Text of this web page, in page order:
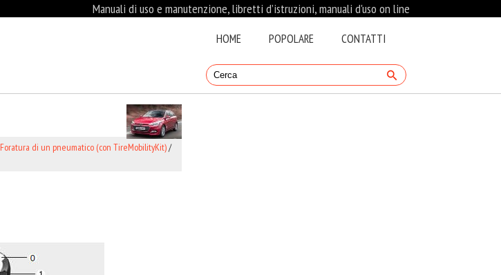
Manuali di uso e manutenzione, libretti d’istruzioni, manuali d'uso on line
HOME POPOLARE CONTATTI
Foratura di un pneumatico (con TireMobilityKit)/